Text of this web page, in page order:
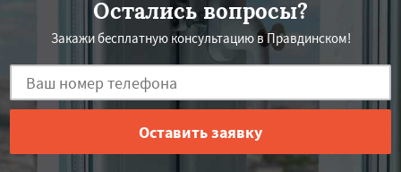
Остались вопросы?
Закажи бесплатную консультацию в Правдинском!